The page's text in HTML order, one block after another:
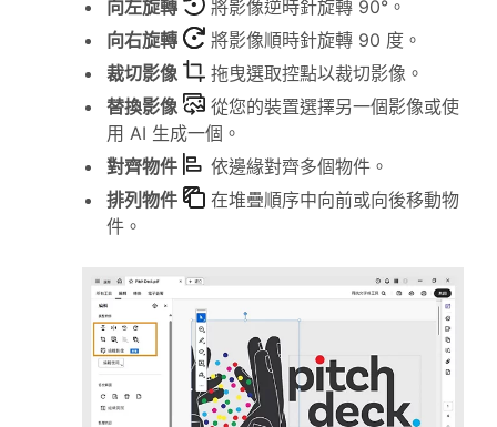
向左旋轉
將影像逆時針旋轉 90°。
向右旋轉
將影像順時針旋轉 90 度。
裁切影像
拖曳選取控點以裁切影像。
替換影像
從您的裝置選擇另一個影像或使
用 AI 生成一個。
對齊物件
依邊緣對齊多個物件。
排列物件
在堆疊順序中向前或向後移動物
件。